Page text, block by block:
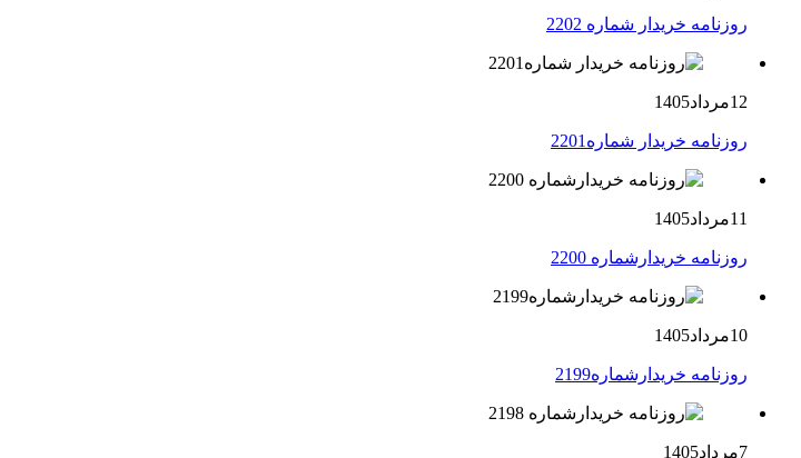
روزنامه خریدار شماره 2202
12مرداد1405
روزنامه خریدار شماره2201
11مرداد1405
روزنامه خریدارشماره 2200
10مرداد1405
روزنامه خریدارشماره2199
7مرداد1405